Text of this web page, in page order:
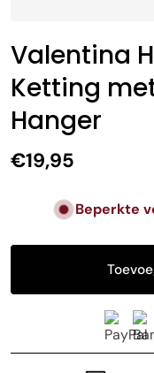
Valentina
Ketting
Hanger
€19,95
Beperkte